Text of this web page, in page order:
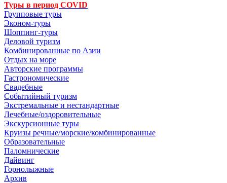
Туры в период COVID
Групповые туры
Эконом-туры
Шоппинг-туры
Деловой туризм
Комбинированные по Азии
Отдых на море
Авторские программы
Гастрономические
Свадебные
Событийный туризм
Экстремальные и нестандартные
Лечебные/оздоровительные
Экскурсионные туры
Круизы речные/морские/комбинированные
Образовательные
Паломнические
Дайвинг
Горнолыжные
Архив